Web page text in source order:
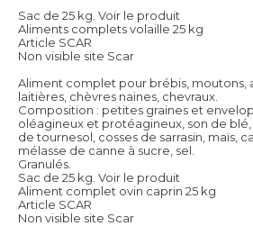
Sac de 25 kg. Voir le produit
Aliments complets volaille 25 kg
Article SCAR
Non visible site Scar
Aliment complet pour brébis, moutons,
laitières, chèvres naines, chevraux.
Composition : petites graines et
oléagineux et protéagineux, son de
de tournesol, cosses de sarrasin, maïs,
mélasse de canne à sucre, sel.
Granulés.
Sac de 25 kg. Voir le produit
Aliment complet ovin caprin 25 kg
Article SCAR
Non visible site Scar